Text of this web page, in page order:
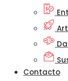
Contacto